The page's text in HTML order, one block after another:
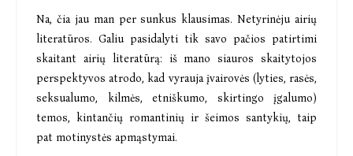
Na, čia jau man per sunkus klausimas. Netyrinėju airių
literatūros. Galiu pasidalyti tik savo pačios patirtimi
skaitant airių literatūrą: iš mano siauros skaitytojos
perspektyvos atrodo, kad vyrauja įvairovės (lyties, rasės,
seksualumo, kilmės, etniškumo, skirtingo įgalumo)
temos, kintančių romantinių ir šeimos santykių, taip
pat motinystės apmąstymai.